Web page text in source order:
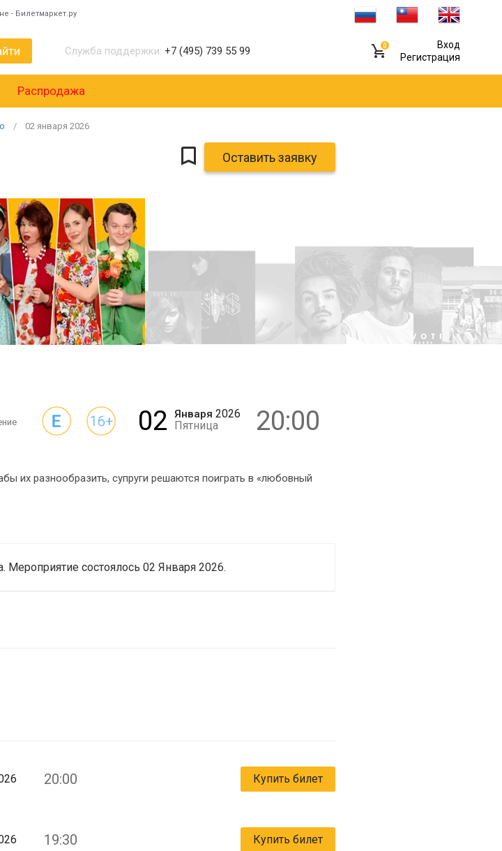
- Билетмаркет.ру
Служба поддержки: +7 (495) 739 55 99 0
Вход
Регистрация
Распродажа
02 января 2026
Оставить заявку
16+
02 Января 2026
Пятница
20:00
их разнообразить, супруги решаются поиграть в «любовный
Мероприятие состоялось 02 Января 2026.
20:00 Купить билет
19:30 Купить билет